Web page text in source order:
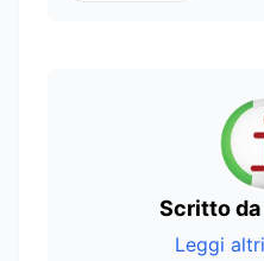
Scritto da
Leggi